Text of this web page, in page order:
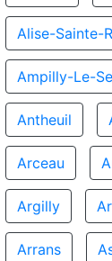
Alise-Sainte-
Ampilly-Le-
Antheuil
Arceau
Argilly
Arrans